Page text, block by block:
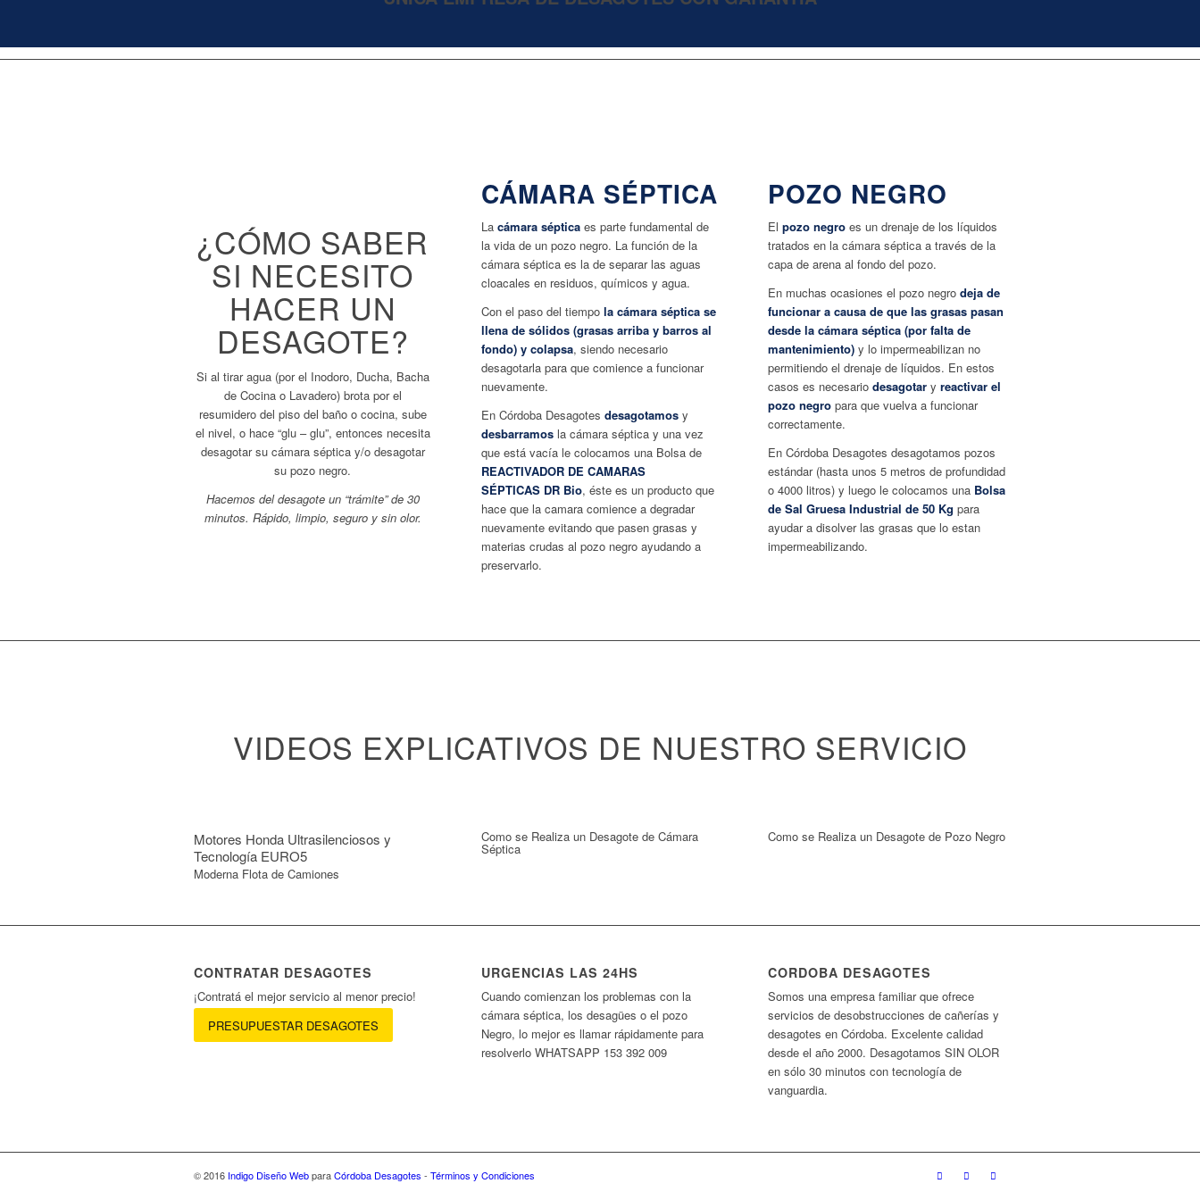
¿CÓMO SABER
SI NECESITO
HACER UN
DESAGOTE?
Si al tirar agua (por el Inodoro, Ducha, Bacha
de Cocina o Lavadero) brota por el
resumidero del piso del baño o cocina, sube
el nivel, o hace “glu – glu”, entonces necesita
desagotar su cámara séptica y/o desagotar
su pozo negro.
Hacemos del desagote un “trámite” de 30
minutos. Rápido, limpio, seguro y sin olor.
CÁMARA SÉPTICA
La cámara sépticaes parte fundamental de
la vida de un pozo negro. La función de la
cámara séptica es la de separar las aguas
cloacales en residuos, químicos y agua.
Con el paso del tiempo la cámara séptica se
llena de sólidos (grasas arriba y barros al
fondo) y colapsa, siendo necesario
desagotarla para que comience a funcionar
nuevamente.
En Córdoba Desagotes desagotamosy
desbarramosla cámara séptica y una vez
que está vacía le colocamos una Bolsa de
REACTIVADOR DE CAMARAS
SÉPTICAS DR Bio, éste es un producto que
hace que la camara comience a degradar
nuevamente evitando que pasen grasas y
materias crudas al pozo negro ayudando a
preservarlo.
POZO NEGRO
Elpozo negro es un drenaje de los líquidos
tratados en la cámara séptica a través de la
capa de arena al fondo del pozo.
En muchas ocasiones el pozo negrodeja de
funcionar a causa de que las grasas pasan
desde la cámara séptica (por falta de
mantenimiento) y lo impermeabilizan no
permitiendo el drenaje de líquidos. En estos
casos es necesariodesagotar yreactivar el
pozo negro para que vuelva a funcionar
correctamente.
En Córdoba Desagotes desagotamos pozos
estándar (hasta unos 5 metros de profundidad
o 4000 litros) y luego le colocamos una Bolsa
de Sal Gruesa Industrial de 50 Kg para
ayudar a disolver las grasas que lo estan
impermeabilizando.
VIDEOS EXPLICATIVOS DE NUESTRO SERVICIO
Motores Honda Ultrasilenciosos y
Tecnología EURO5
Moderna Flota de Camiones
Como se Realiza un Desagote de Cámara
Séptica
Como se Realiza un Desagote de Pozo Negro
CONTRATAR DESAGOTES
¡Contratá el mejor servicio al menor precio!
PRESUPUESTAR DESAGOTES
URGENCIAS LAS 24HS
Cuando comienzan los problemas con la
cámara séptica, los desagües o el pozo
Negro, lo mejor es llamar rápidamente para
resolverlo WHATSAPP 153 392 009
CORDOBA DESAGOTES
Somos una empresa familiar que ofrece
servicios de desobstrucciones de cañerías y
desagotes en Córdoba. Excelente calidad
desde el año 2000. Desagotamos SIN OLOR
en sólo 30 minutos con tecnología de
vanguardia.
© 2016 Indigo Diseño WebparaCórdoba Desagotes - Términos y Condiciones